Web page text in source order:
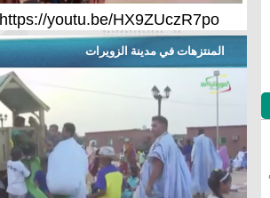
https://youtu.be/HX9ZUczR7po
المنتزهات في مدينة الزويرات